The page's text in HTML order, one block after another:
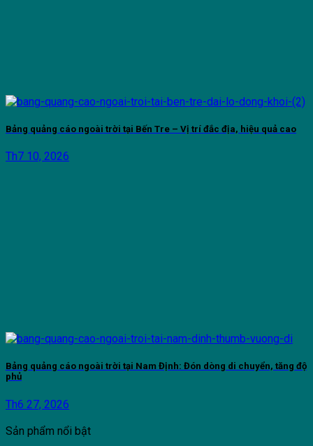
Bảng quảng cáo ngoài trời tại Bến Tre – Vị trí đắc địa, hiệu quả cao
Th7 10, 2026
Bảng quảng cáo ngoài trời tại Nam Định: Đón dòng di chuyển, tăng độ
phủ
Th6 27, 2026
Sản phẩm nổi bật